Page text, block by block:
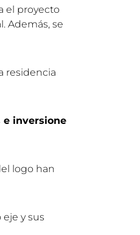
el proyecto
Además, se
residencia
e inversione
logo han
y sus